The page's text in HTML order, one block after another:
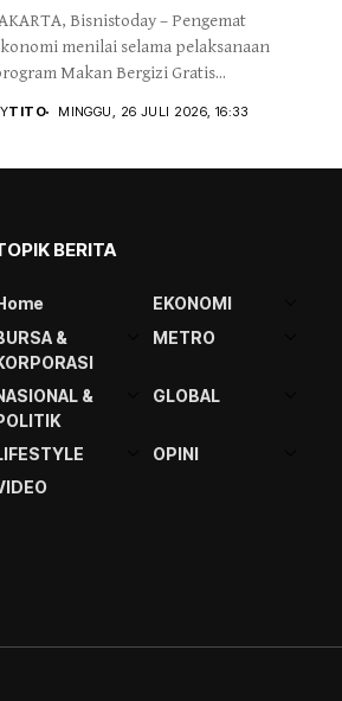
Bisnistoday – Pengemat
menilai selama pelaksanaan
Makan Bergizi Gratis...
TITO MINGGU, 26 JULI 2026, 16:33
BERITA
EKONOMI
&
METRO
&
GLOBAL
OPINI